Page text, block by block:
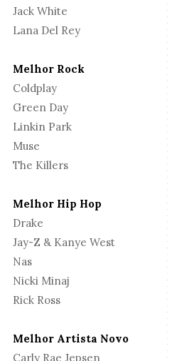
Jack White
Lana Del Rey
Melhor Rock
Coldplay
Green Day
Linkin Park
Muse
The Killers
Melhor Hip Hop
Drake
Jay-Z & Kanye West
Nas
Nicki Minaj
Rick Ross
Melhor Artista Novo
Carly Rae Jepsen